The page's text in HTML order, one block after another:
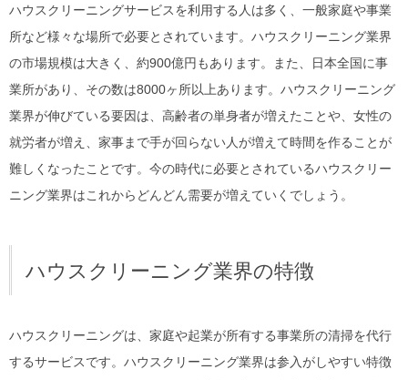
ハウスクリーニングサービスを利用する人は多く、一般家庭や事業
所など様々な場所で必要とされています。ハウスクリーニング業界
の市場規模は大きく、約900億円もあります。また、日本全国に事
業所があり、その数は8000ヶ所以上あります。ハウスクリーニング
業界が伸びている要因は、高齢者の単身者が増えたことや、女性の
就労者が増え、家事まで手が回らない人が増えて時間を作ることが
難しくなったことです。今の時代に必要とされているハウスクリー
ニング業界はこれからどんどん需要が増えていくでしょう。
ハウスクリーニング業界の特徴
ハウスクリーニングは、家庭や起業が所有する事業所の清掃を代行
するサービスです。ハウスクリーニング業界は参入がしやすい特徴